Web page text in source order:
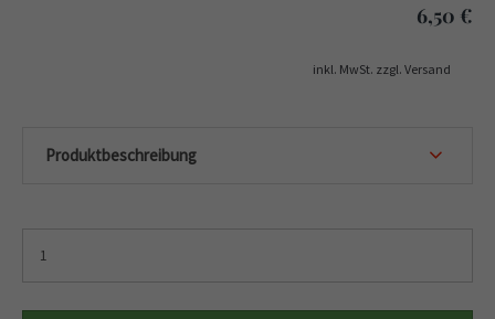
6,50 €
inkl. MwSt. zzgl. Versand
Produktbeschreibung